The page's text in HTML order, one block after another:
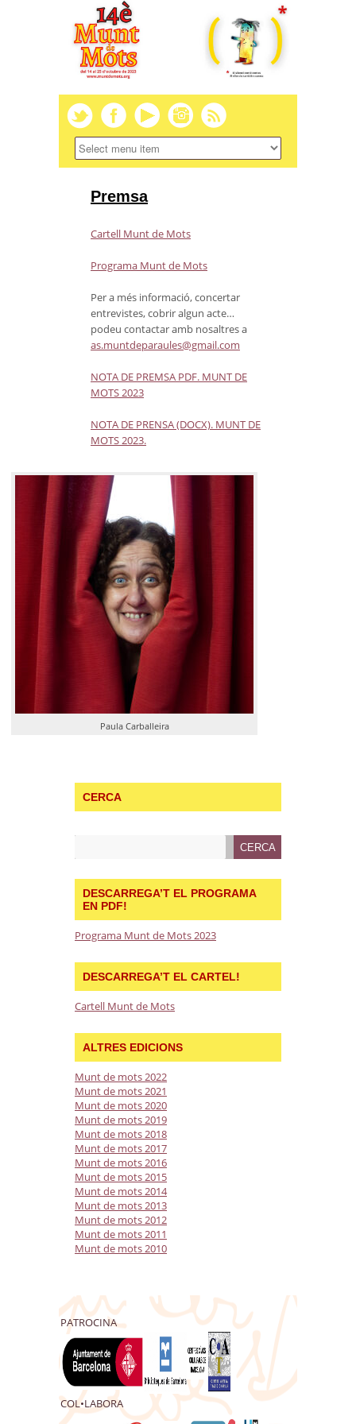
Premsa
Cartell Munt de Mots
Programa Munt de Mots
Per a més informació, concertar
entrevistes, cobrir algun acte…
podeu contactar amb nosaltres a
as.muntdeparaules@gmail.com
NOTA DE PREMSA PDF. MUNT DE
MOTS 2023
NOTA DE PRENSA (DOCX). MUNT DE
MOTS 2023.
Paula Carballeira
CERCA
DESCARREGA’T EL PROGRAMA
EN PDF!
Programa Munt de Mots 2023
DESCARREGA’T EL CARTEL!
Cartell Munt de Mots
ALTRES EDICIONS
Munt de mots 2022
Munt de mots 2021
Munt de mots 2020
Munt de mots 2019
Munt de mots 2018
Munt de mots 2017
Munt de mots 2016
Munt de mots 2015
Munt de mots 2014
Munt de mots 2013
Munt de mots 2012
Munt de mots 2011
Munt de mots 2010
PATROCINA
COL•LABORA